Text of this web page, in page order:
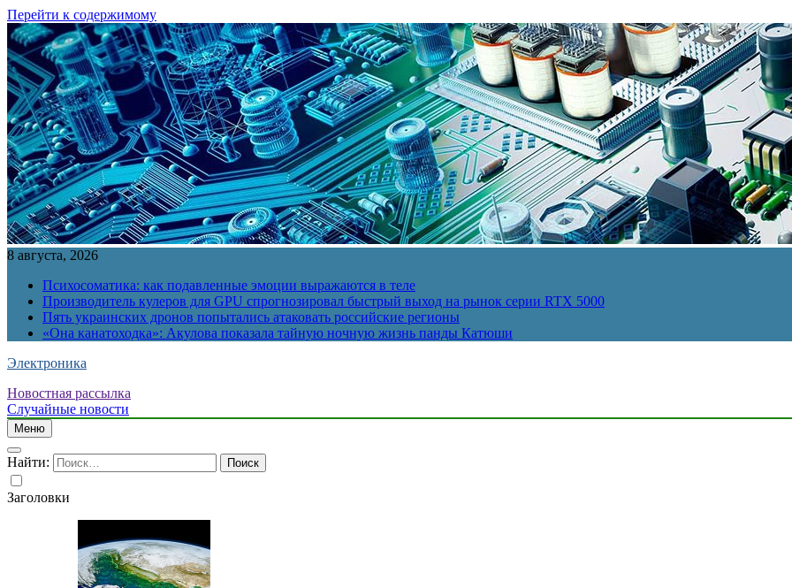
Перейти к содержимому
8 августа, 2026
Психосоматика: как подавленные эмоции выражаются в теле
Производитель кулеров для GPU спрогнозировал быстрый выход на рынок серии RTX 5000
Пять украинских дронов попытались атаковать российские регионы
«Она канатоходка»: Акулова показала тайную ночную жизнь панды Катюши
Электроника
Новостная рассылка
Случайные новости
Меню
Найти:
Заголовки